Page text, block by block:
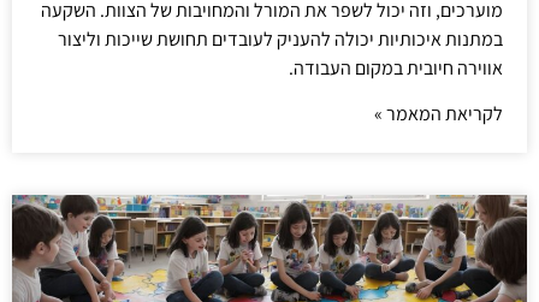
מוערכים, וזה יכול לשפר את המורל והמחויבות של הצוות. השקעה
במתנות איכותיות יכולה להעניק לעובדים תחושת שייכות וליצור
אווירה חיובית במקום העבודה.
לקריאת המאמר »